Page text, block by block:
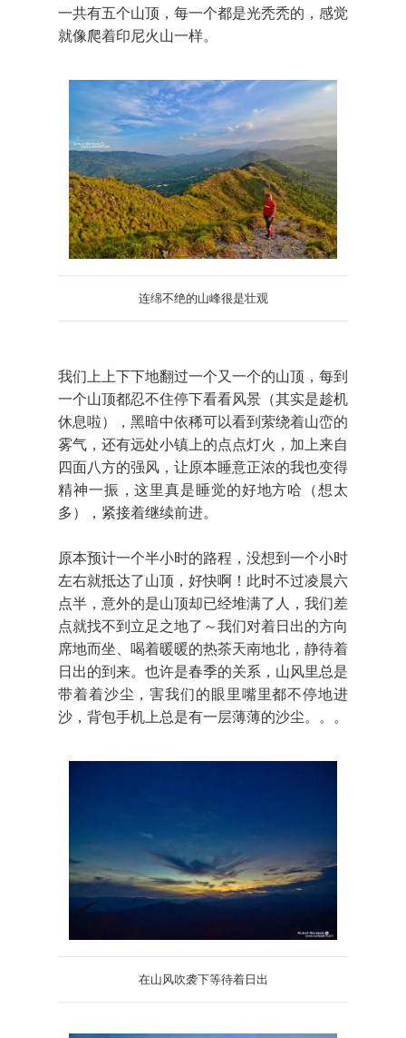
一共有五个山顶，每一个都是光秃秃的，感觉
就像爬着印尼火山一样。
连绵不绝的山峰很是壮观
我们上上下下地翻过一个又一个的山顶，每到
一个山顶都忍不住停下看看风景（其实是趁机
休息啦），黑暗中依稀可以看到萦绕着山峦的
雾气，还有远处小镇上的点点灯火，加上来自
四面八方的强风，让原本睡意正浓的我也变得
精神一振，这里真是睡觉的好地方哈（想太
多），紧接着继续前进。
原本预计一个半小时的路程，没想到一个小时
左右就抵达了山顶，好快啊！此时不过凌晨六
点半，意外的是山顶却已经堆满了人，我们差
点就找不到立足之地了～我们对着日出的方向
席地而坐、喝着暖暖的热茶天南地北，静待着
日出的到来。也许是春季的关系，山风里总是
带着着沙尘，害我们的眼里嘴里都不停地进
沙，背包手机上总是有一层薄薄的沙尘。。。
在山风吹袭下等待着日出